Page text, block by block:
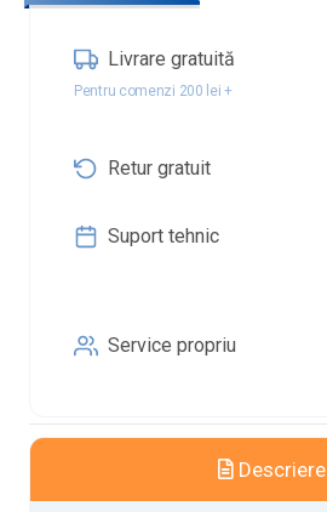
Livrare gratuită
Pentru comenzi 200 lei +
Retur gratuit
Suport tehnic
Service propriu
Descriere